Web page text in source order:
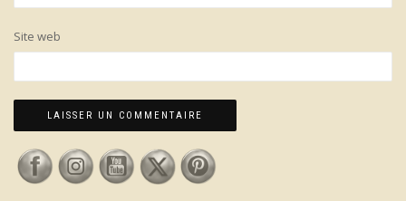
Site web